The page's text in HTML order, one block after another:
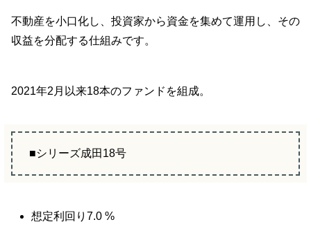
不動産を小口化し、投資家から資金を集めて運用し、その
収益を分配する仕組みです。
2021年2月以来18本のファンドを組成。
■シリーズ成田18号
想定利回り7.0 %